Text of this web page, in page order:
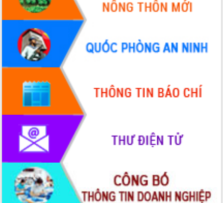
Hội thảo góp ý hồ sơ điều chỉnh quy
hoạch tỉnh Đắk Lắk thời kỳ 2021-2030,
Nâng cao hiệu quả hoạt động của các
doanh nghiệp nhà nước
Hội nghị triển khai kết nối mạng
truyền số liệu chuyên dùng phục vụ cơ
quan Đảng, Nhà nước
Lễ phát động chuỗi hoạt động chung
tay làm sạch môi trường
Xã Ea Kar bước chuyển mình trong
công tác cải cách hành chính mô hình
mới
UBND tỉnh họp báo định kỳ tháng 4
Hội thảo khoa học “Giải pháp thúc đẩy
phát triển nền kinh tế xanh tại tỉnh
Đắk Lắk”